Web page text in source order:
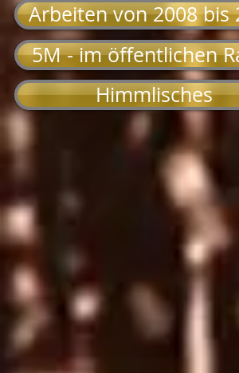
Arbeiten von 2008 bis
5M - im öffentlichen
Himmlisches